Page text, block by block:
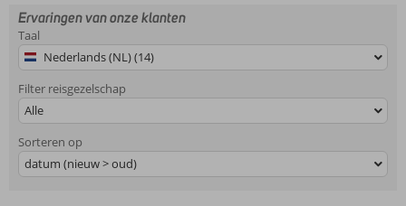
Ervaringen van onze klanten
Taal
Nederlands (NL) (14)
Filter reisgezelschap
Alle
Sorteren op
datum (nieuw > oud)